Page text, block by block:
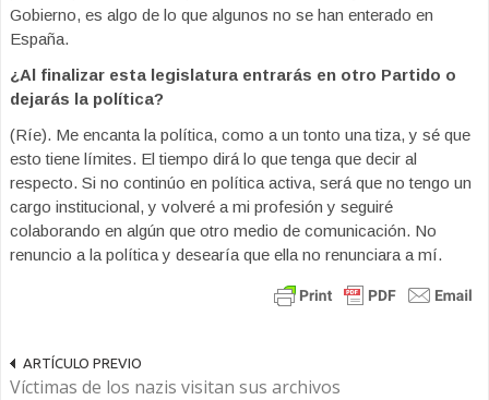
Gobierno, es algo de lo que algunos no se han enterado en
España.
¿Al finalizar esta legislatura entrarás en otro Partido o
dejarás la política?
(Ríe). Me encanta la política, como a un tonto una tiza, y sé que
esto tiene límites. El tiempo dirá lo que tenga que decir al
respecto. Si no continúo en política activa, será que no tengo un
cargo institucional, y volveré a mi profesión y seguiré
colaborando en algún que otro medio de comunicación. No
renuncio a la política y desearía que ella no renunciara a mí.
ARTÍCULO PREVIO
Víctimas de los nazis visitan sus archivos